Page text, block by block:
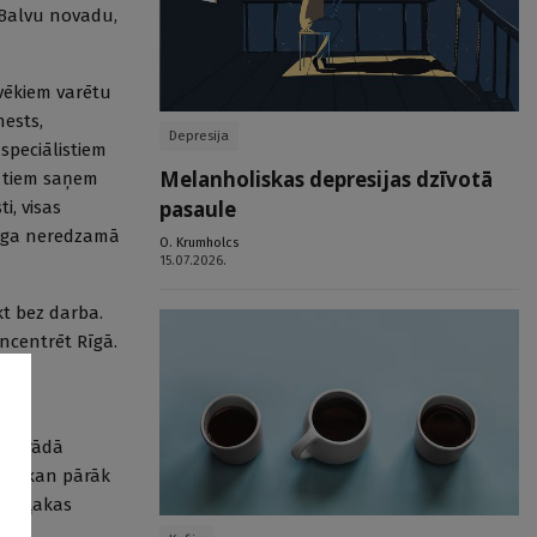
novadu,
varētu
saņem
visas
neredzamā
bez darba.
Rīgā.
strādā
skan pārāk
Viļakas
Depresija
Melanholiskas depresijas dzīvotā
pasaule
O. Krumholcs
15.07.2026.